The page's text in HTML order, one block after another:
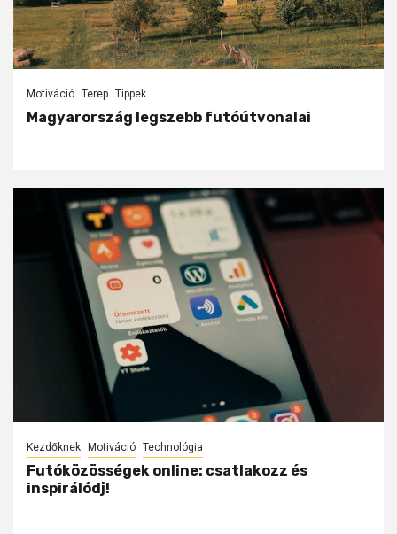
Motiváció Terep Tippek
Magyarország legszebb futóútvonalai
Kezdőknek Motiváció Technológia
Futóközösségek online: csatlakozz és
inspirálódj!